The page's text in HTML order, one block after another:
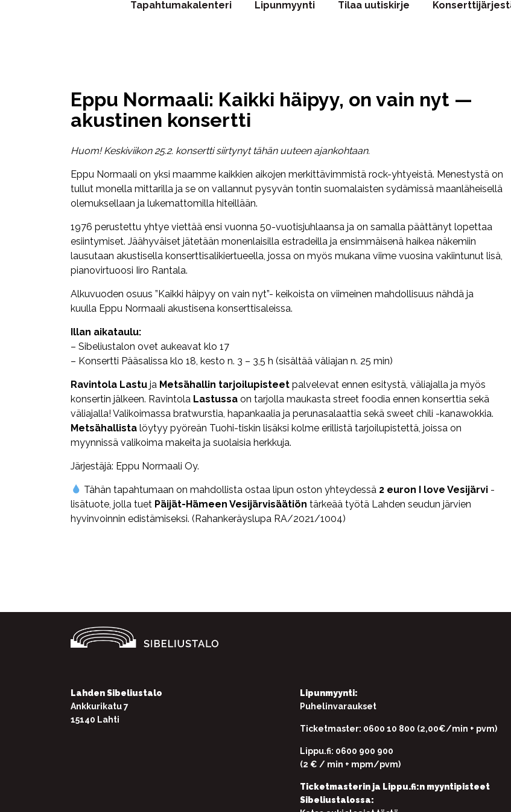
Tapahtumakalenteri Lipunmyynti Tilaa uutiskirje
Eppu Normaali: Kaikki häipyy, on vain nyt —
akustinen konsertti
Huom! Keskiviikon 25.2. konsertti siirtynyt tähän uuteen ajankohtaan.
Eppu Normaali on yksi maamme kaikkien aikojen merkittävimmistä rock-yhtyeistä. Menestystä on
tullut monella mittarilla ja se on vallannut pysyvän tontin suomalaisten sydämissä maanläheisellä
olemuksellaan ja lukemattomilla hiteillään.
1976 perustettu yhtye viettää ensi vuonna 50-vuotisjuhlaansa ja on samalla päättänyt lopettaa
esiintymiset. Jäähyväiset jätetään monenlaisilla estradeilla ja ensimmäisenä haikea näkemiin
lausutaan akustisella konserttisalikiertueella, jossa on myös mukana viime vuosina vakiintunut lisä,
pianovirtuoosi Iiro Rantala.
Alkuvuoden osuus ”Kaikki häipyy on vain nyt”- keikoista on viimeinen mahdollisuus nähdä ja
kuulla Eppu Normaali akustisena konserttisaleissa.
Illan aikataulu:
– Sibeliustalon ovet aukeavat klo 17
– Konsertti Pääsalissa klo 18, kesto n. 3 – 3,5 h (sisältää väliajan n. 25 min)
Ravintola Lastu ja Metsähallin tarjoilupisteet palvelevat ennen esitystä, väliajalla ja myös
konsertin jälkeen. Ravintola Lastussa on tarjolla maukasta street foodia ennen konserttia sekä
väliajalla! Valikoimassa bratwurstia, hapankaalia ja perunasalaattia sekä sweet chili -kanawokkia.
Metsähallista löytyy pyöreän Tuohi-tiskin lisäksi kolme erillistä tarjoilupistettä, joissa on
myynnissä valikoima makeita ja suolaisia herkkuja.
Järjestäjä: Eppu Normaali Oy.
Tähän tapahtumaan on mahdollista ostaa lipun oston yhteydessä 2 euron I love Vesijärvi -
lisätuote, jolla tuet Päijät-Hämeen Vesijärvisäätiön tärkeää työtä Lahden seudun järvien
hyvinvoinnin edistämiseksi. (Rahankeräyslupa RA/2021/1004)
Lahden Sibeliustalo
Ankkurikatu 7
15140 Lahti
Lipunmyynti:
Puhelinvaraukset
Ticketmaster: 0600 10 800 (2,00€/min + pvm)
Lippu.fi: 0600 900 900
(2 € / min + mpm/pvm)
Ticketmasterin ja Lippu.fi:n myyntipisteet
Sibeliustalossa: